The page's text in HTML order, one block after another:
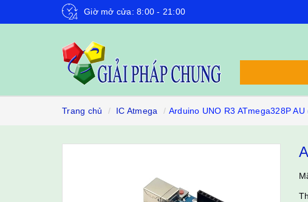
Giờ mở cửa: 8:00 - 21:00
Trang chủ IC Atmega Arduino UNO R3 ATmega328P